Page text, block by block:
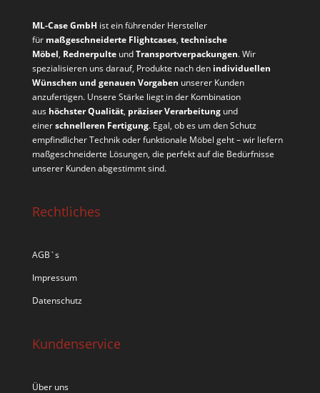
ML-Case GmbH ist ein führender Hersteller
für maßgeschneiderte Flightcases, technische
Möbel, RednerpulteundTransportverpackungen. Wir
spezialisieren uns darauf, Produkte nach den individuellen
Wünschen und genauen Vorgaben unserer Kunden
anzufertigen. Unsere Stärke liegt in der Kombination
aus höchster Qualität, präziser Verarbeitungund
einerschnelleren Fertigung. Egal, ob es um den Schutz
empfindlicher Technik oder funktionale Möbel geht – wir liefern
maßgeschneiderte Lösungen, die perfekt auf die Bedürfnisse
unserer Kunden abgestimmt sind.
Rechtliches
AGB`s
Impressum
Datenschutz
Kundenservice
Über uns